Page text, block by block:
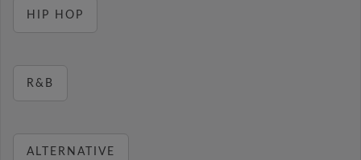
HIP HOP
R&B
ALTERNATIVE